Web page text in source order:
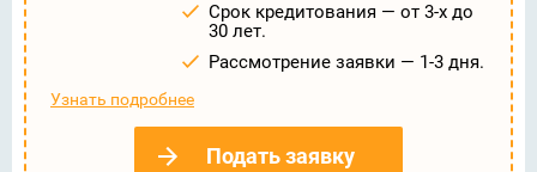
Срок кредитования — от 3-х до
30 лет.
Рассмотрение заявки — 1-3 дня.
Узнать подробнее
Подать заявку